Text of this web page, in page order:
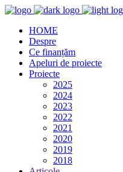
HOME
Despre
Ce finanțăm
Apeluri de proiecte
Proiecte
2025
2024
2023
2022
2021
2020
2019
2018